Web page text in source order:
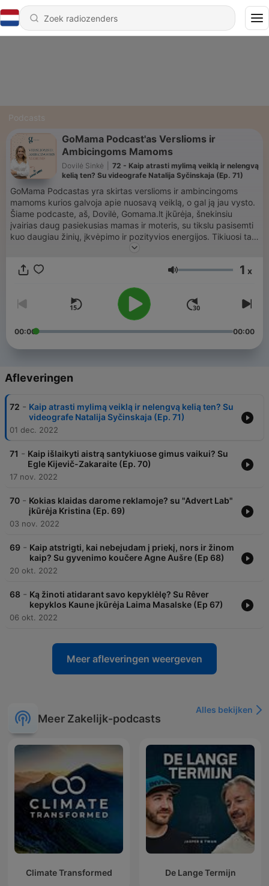
Podcasts
GoMama Podcast'as Verslioms ir
Ambicingoms Mamoms
Dovilė Sinkė
72 - Kaip atrasti mylimą veiklą ir nelengvą
kelią ten? Su videografe Natalija Syčinskaja (Ep. 71)
GoMama Podcastas yra skirtas verslioms ir ambincingoms
mamoms kurios galvoja apie nuosavą veiklą, o gal ją jau vysto.
Šiame podcaste, aš, Dovilė, Gomama.lt įkūrėja, šnekinsiu
įvairias daug pasiekusias mamas ir moteris, su tikslu pasisemti
kuo daugiau žinių, įkvėpimo ir pozityvios energijos. Tikiuosi tau
patiks, o jeigu nori sužinoti apie mūsų bendruomenę daugiau,
iki susiklausymo! P.S. Tapk GoMama bendruomenės nare čia:
Volume 1 x
00:00 00:00
Afleveringen
72 - Kaip atrasti mylimą veiklą ir nelengvą kelią ten? Su
videografe Natalija Syčinskaja (Ep. 71)
01 dec. 2022
71 - Kaip išlaikyti aistrą santykiuose gimus vaikui? Su
Egle Kijevič-Zakaraite (Ep. 70)
17 nov. 2022
70 - Kokias klaidas darome reklamoje? su "Advert Lab"
įkūrėja Kristina (Ep. 69)
03 nov. 2022
69 - Kaip atstrigti, kai nebejudam į priekį, nors ir žinom
kaip? Su gyvenimo koučere Agne Aušre (Ep 68)
20 okt. 2022
68 - Ką žinoti atidarant savo kepyklėlę? Su Rêver
kepyklos Kaune įkūrėja Laima Masalske (Ep 67)
06 okt. 2022
Meer afleveringen weergeven
Meer Zakelijk-podcasts
Alles bekijken
Climate Transformed De Lange Termijn